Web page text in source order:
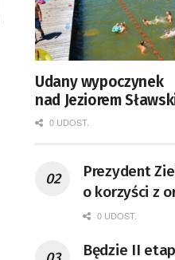
Udany wypoczynek
nad Jeziorem
0 UDOST.
Prezydent
o korzyści z
mety Tour de
0 UDOST.
Będzie II